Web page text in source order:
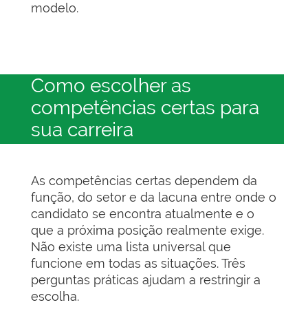
modelo.
Como escolher as
competências certas para
sua carreira
As competências certas dependem da
função, do setor e da lacuna entre onde o
candidato se encontra atualmente e o
que a próxima posição realmente exige.
Não existe uma lista universal que
funcione em todas as situações. Três
perguntas práticas ajudam a restringir a
escolha.